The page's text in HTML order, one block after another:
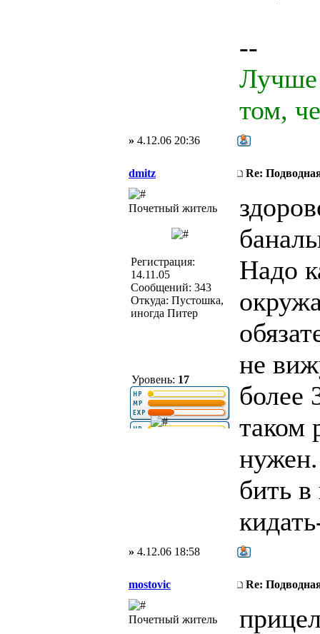
--
Лучше
том,
» 4.12.06 20:36
dmitz Re:
Почетный житель
Регистрация:
14.11.05
Сообщений: 343
Откуда: Пустошка,
иногда Питер
Уровень: 17
Надо
не
более
таком
бить в
» 4.12.06 18:58
mostovic Re:
Почетный житель